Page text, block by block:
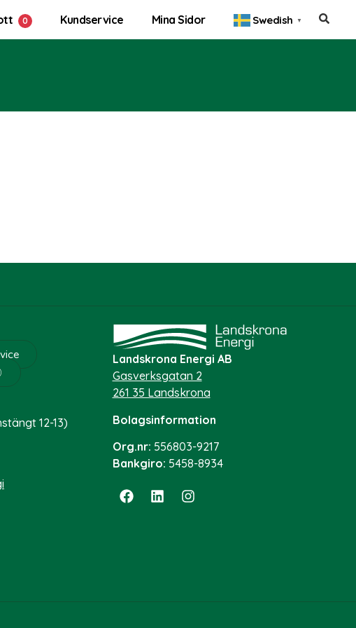
Kundservice Mina Sidor Swedish ▼
12-13)
Landskrona Energi AB
Gasverksgatan 2
261 35 Landskrona
Bolagsinformation
Org.nr: 556803-9217
Bankgiro: 5458-8934